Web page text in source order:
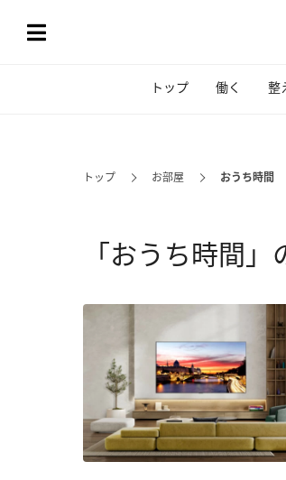
トップ 働く 整
トップ お部屋 おうち時間
「おうち時間